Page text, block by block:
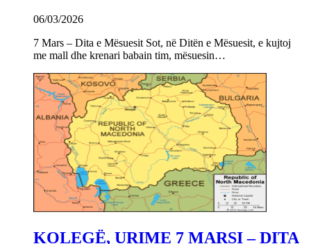
06/03/2026
7 Mars – Dita e Mësuesit Sot, në Ditën e Mësuesit, e kujtoj
me mall dhe krenari babain tim, mësuesin…
KOLEGË, URIME 7 MARSI – DITA